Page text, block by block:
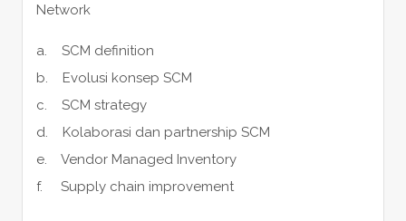
Network
a. SCM definition
b. Evolusi konsep SCM
c. SCM strategy
d. Kolaborasi dan partnership SCM
e. Vendor Managed Inventory
f. Supply chain improvement